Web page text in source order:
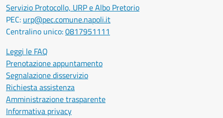
Servizio Protocollo, URP e Albo Pretorio
PEC: urp@pec.comune.napoli.it
Centralino unico:0817951111
Leggi le FAQ
Prenotazione appuntamento
Segnalazione disservizio
Richiesta assistenza
Amministrazione trasparente
Informativa privacy